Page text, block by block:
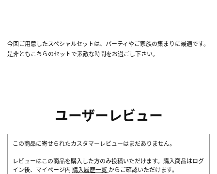
今回ご用意したスペシャルセットは、パーティやご家族の集まりに最適です。
是非ともこちらのセットで素敵な時間をお過ごし下さい。
ユーザーレビュー
この商品に寄せられたカスタマーレビューはまだありません。
レビューはこの商品を購入した方のみ投稿いただけます。購入商品はログ
イン後、マイページ内 購入履歴一覧 からご確認いただけます。